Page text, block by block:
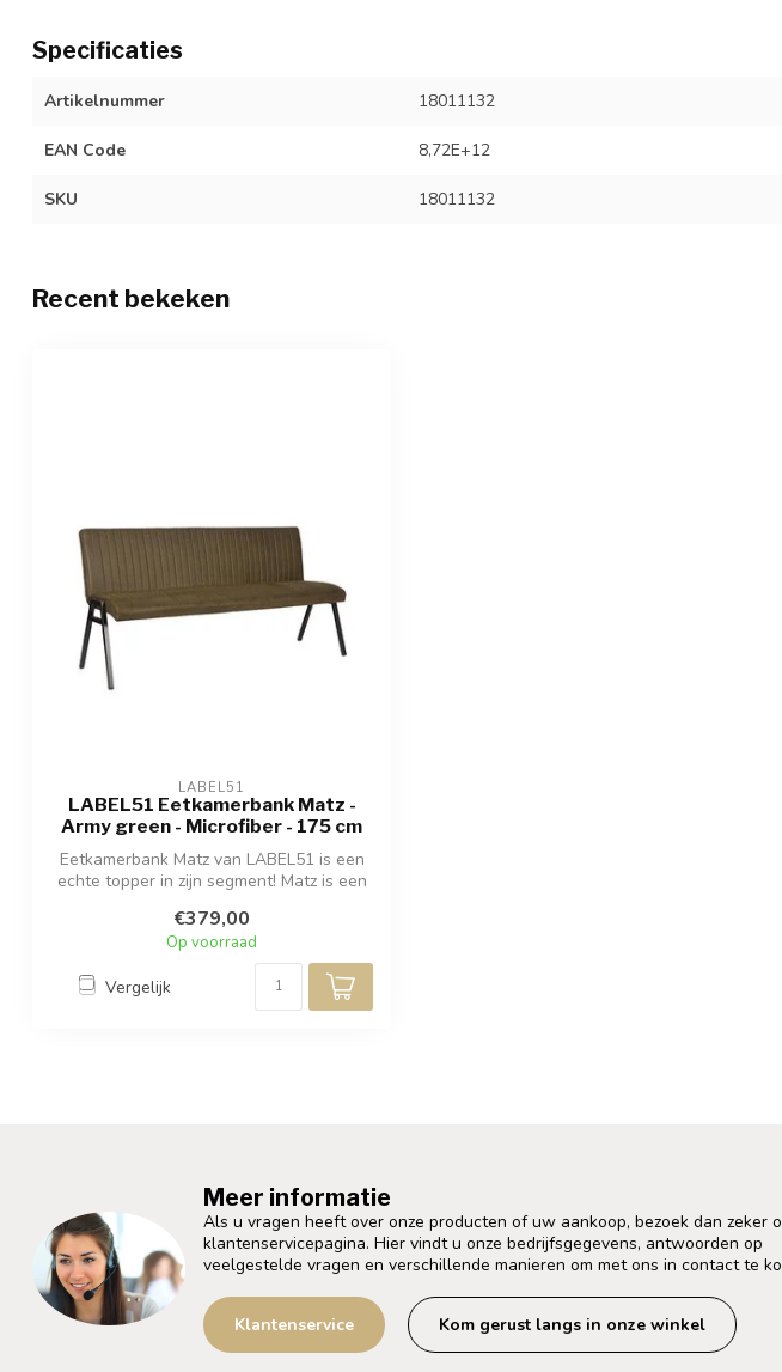
Specificaties
Artikelnummer 18011132
EAN Code 8,72E+12
SKU 18011132
Recent bekeken
LABEL51
LABEL51 Eetkamerbank Matz -
Army green - Microfiber - 175 cm
Eetkamerbank Matz van LABEL51 is een
echte topper in zijn segment! Matz is een
€379,00
Op voorraad
Vergelijk
Meer informatie
Als u vragen heeft over onze producten of uw aankoop, bezoek dan zeker
klantenservicepagina. Hier vindt u onze bedrijfsgegevens, antwoorden op
veelgestelde vragen en verschillende manieren om met ons in contact te
Klantenservice Kom gerust langs in onze winkel